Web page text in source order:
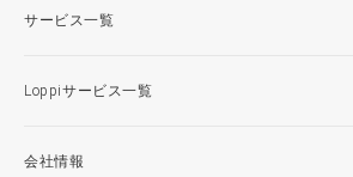
サービス一覧
Loppiサービス一覧
会社情報